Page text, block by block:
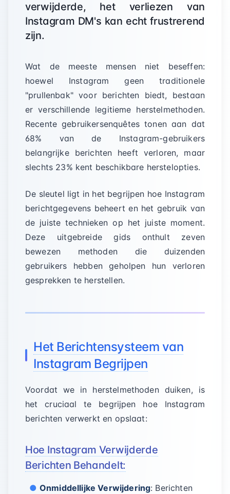
verwijderde, het verliezen van
Instagram DM's kan echt frustrerend
zijn.
Wat de meeste mensen niet beseffen:
hoewel Instagram geen traditionele
"prullenbak" voor berichten biedt, bestaan
er verschillende legitieme herstelmethoden.
Recente gebruikersenquêtes tonen aan dat
68% van de Instagram-gebruikers
belangrijke berichten heeft verloren, maar
slechts 23% kent beschikbare herstelopties.
De sleutel ligt in het begrijpen hoe Instagram
berichtgegevens beheert en het gebruik van
de juiste technieken op het juiste moment.
Deze uitgebreide gids onthult zeven
bewezen methoden die duizenden
gebruikers hebben geholpen hun verloren
gesprekken te herstellen.
Het Berichtensysteem van
Instagram Begrijpen
Voordat we in herstelmethoden duiken, is
het cruciaal te begrijpen hoe Instagram
berichten verwerkt en opslaat:
Hoe Instagram Verwijderde
Berichten Behandelt:
Onmiddellijke Verwijdering: Berichten